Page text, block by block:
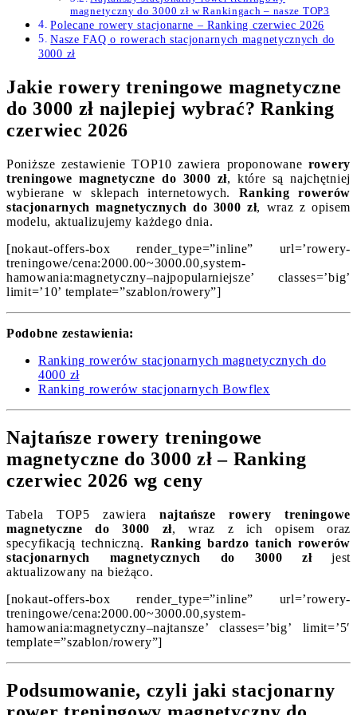
magnetyczny do 3000 zł w Rankingach – nasze TOP3
Polecane rowery stacjonarne – Ranking czerwiec 2026
Nasze FAQ o rowerach stacjonarnych magnetycznych do
3000 zł
Jakie rowery treningowe magnetyczne
do 3000 zł najlepiej wybrać? Ranking
czerwiec 2026
Poniższe zestawienie TOP10 zawiera proponowane rowery
treningowe magnetyczne do 3000 zł, które są najchętniej
wybierane w sklepach internetowych. Ranking rowerów
stacjonarnych magnetycznych do 3000 zł, wraz z opisem
modelu, aktualizujemy każdego dnia.
[nokaut-offers-box render_type=”inline” url=’rowery-
treningowe/cena:2000.00~3000.00,system-
hamowania:magnetyczny–najpopularniejsze’ classes=’big’
limit=’10’ template=”szablon/rowery”]
Podobne zestawienia:
Ranking rowerów stacjonarnych magnetycznych do
4000 zł
Ranking rowerów stacjonarnych Bowflex
Najtańsze rowery treningowe
magnetyczne do 3000 zł – Ranking
czerwiec 2026 wg ceny
Tabela TOP5 zawieranajtańsze rowery treningowe
magnetyczne do 3000 zł, wraz z ich opisem oraz
specyfikacją techniczną. Ranking bardzo tanich rowerów
stacjonarnych magnetycznych do 3000 złjest
aktualizowany na bieżąco.
[nokaut-offers-box render_type=”inline” url=’rowery-
treningowe/cena:2000.00~3000.00,system-
hamowania:magnetyczny–najtansze’ classes=’big’ limit=’5′
template=”szablon/rowery”]
Podsumowanie, czyli jaki stacjonarny